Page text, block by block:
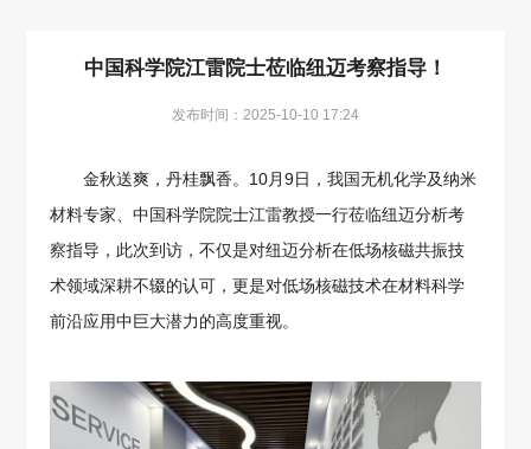
中国科学院江雷院士莅临纽迈考察指导！
发布时间：2025-10-10 17:24
金秋送爽，丹桂飘香。10月9日，我国无机化学及纳米
材料专家、中国科学院院士江雷教授一行莅临纽迈分析考
察指导，此次到访，不仅是对纽迈分析在低场核磁共振技
术领域深耕不辍的认可，更是对低场核磁技术在材料科学
前沿应用中巨大潜力的高度重视。